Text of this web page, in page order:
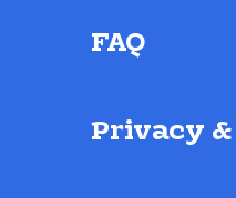
FAQ
Privacy